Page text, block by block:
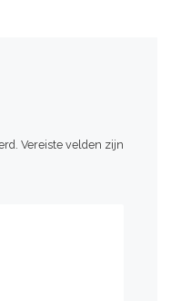
Vereiste velden zijn